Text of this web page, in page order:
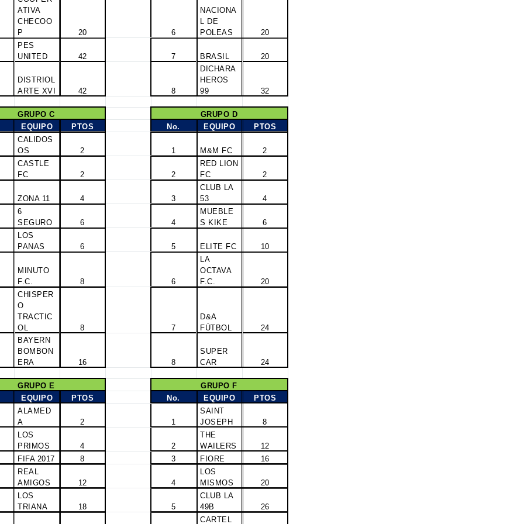
ATIVA
CHECOO
P
20 6
NACIONA
L DE
POLEAS
20
PES
UNITED
42 7 BRASIL 20
DISTRIOL
ARTE XVI
42 8
DICHARA
HEROS
99
32
GRUPO C
GRUPO D
EQUIPO PTOS No. EQUIPO PTOS
CALIDOS
OS
2 1 M&M FC 2
CASTLE
FC
2 2
RED LION
FC
2
ZONA 11 4 3
CLUB LA
53
4
6
SEGURO
6 4
MUEBLE
S KIKE
6
LOS
PANAS
6 5 ELITE FC 10
MINUTO
F.C.
8 6
LA
OCTAVA
F.C.
20
CHISPER
O
TRACTIC
OL
8 7
D&A
FÚTBOL
24
BAYERN
BOMBON
ERA
16 8
SUPER
CAR
24
GRUPO E
GRUPO F
EQUIPO PTOS No. EQUIPO PTOS
ALAMED
A
2 1
SAINT
JOSEPH
8
LOS
PRIMOS
4 2
THE
WAILERS
12
FIFA 2017 8 3 FIORE 16
REAL
AMIGOS
12 4
LOS
MISMOS
20
LOS
TRIANA
18 5
CLUB LA
49B
26
CARTEL